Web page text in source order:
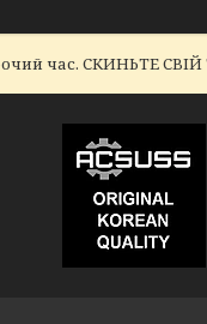
час. СКИНЬТЕ